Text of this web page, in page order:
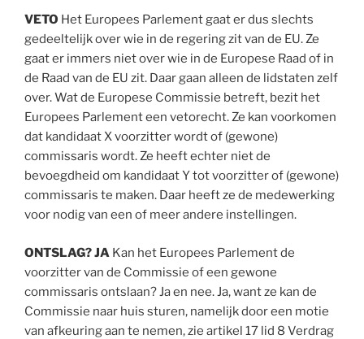
VETO Het Europees Parlement gaat er dus slechts
gedeeltelijk over wie in de regering zit van de EU. Ze
gaat er immers niet over wie in de Europese Raad of in
de Raad van de EU zit. Daar gaan alleen de lidstaten zelf
over. Wat de Europese Commissie betreft, bezit het
Europees Parlement een vetorecht. Ze kan voorkomen
dat kandidaat X voorzitter wordt of (gewone)
commissaris wordt. Ze heeft echter niet de
bevoegdheid om kandidaat Y tot voorzitter of (gewone)
commissaris te maken. Daar heeft ze de medewerking
voor nodig van een of meer andere instellingen.
ONTSLAG? JA Kan het Europees Parlement de
voorzitter van de Commissie of een gewone
commissaris ontslaan? Ja en nee. Ja, want ze kan de
Commissie naar huis sturen, namelijk door een motie
van afkeuring aan te nemen, zie artikel 17 lid 8 Verdrag